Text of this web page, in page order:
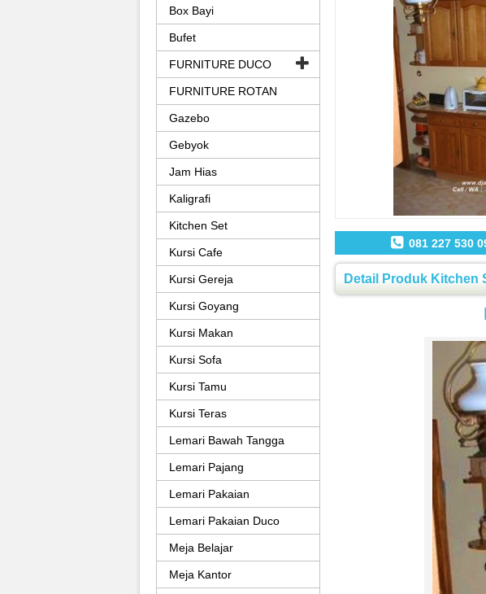
081 227 530
Detail Produk Kitchen
Box Bayi
Bufet
FURNITURE DUCO
FURNITURE ROTAN
Gazebo
Gebyok
Jam Hias
Kaligrafi
Kitchen Set
Kursi Cafe
Kursi Gereja
Kursi Goyang
Kursi Makan
Kursi Sofa
Kursi Tamu
Kursi Teras
Lemari Bawah Tangga
Lemari Pajang
Lemari Pakaian
Lemari Pakaian Duco
Meja Belajar
Meja Kantor